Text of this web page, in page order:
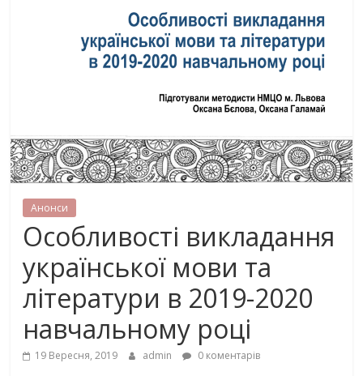
Анонси
Особливості викладання
української мови та
літератури в 2019-2020
навчальному році
19 Вересня, 2019 admin 0 коментарів